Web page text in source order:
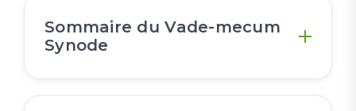
Sommaire du Vade-mecum
Synode